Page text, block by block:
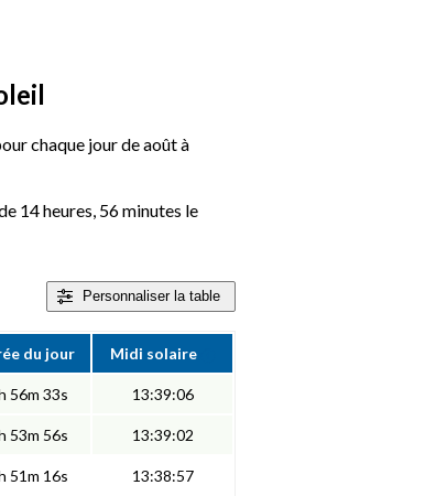
chaque jour de août à
14 heures, 56 minutes le
Personnaliserla table
du jour Midi solaire
56m 33s 13:39:06
53m 56s 13:39:02
51m 16s 13:38:57